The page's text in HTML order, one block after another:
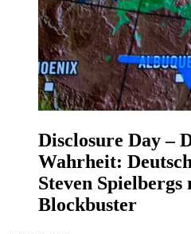
Disclosure Day –
Wahrheit:
Steven Spielbergs
Blockbuster